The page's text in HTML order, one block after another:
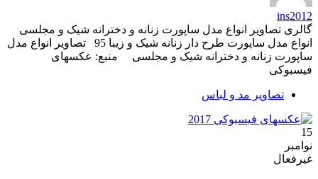
ins2012
گالری تصاویر انواع مدل ساپورت زنانه و دخترانه شیک و مجلسی
انواع مدل ساپورت طرح دار زنانه شیک و زیبا 95 تصاویر انواع مدل
ساپورت زنانه و دخترانه شیک و مجلسی منبع: عکسهای
فیسبوکی
تصاویر مد و لباس
15
نوامبر
غیرفعال